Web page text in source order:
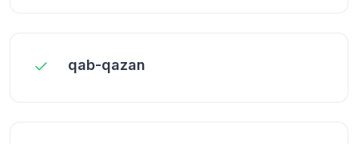
qab-qazan